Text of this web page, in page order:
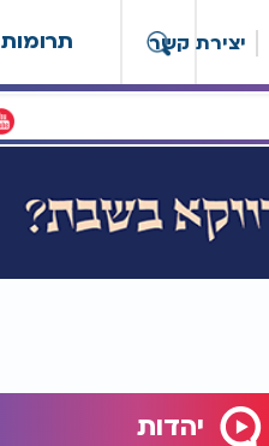
תרומות יצירת קשר
יהדות